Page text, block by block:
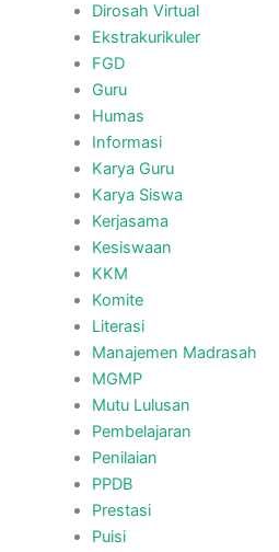
Dirosah Virtual
Ekstrakurikuler
FGD
Guru
Humas
Informasi
Karya Guru
Karya Siswa
Kerjasama
Kesiswaan
KKM
Komite
Literasi
Manajemen Madrasah
MGMP
Mutu Lulusan
Pembelajaran
Penilaian
PPDB
Prestasi
Puisi